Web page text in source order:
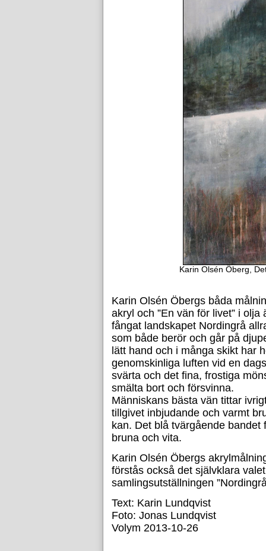
Karin Olsén Öberg,
Karin Olsén Öbergs båda
akryl och ”En vän för livet” i
fångat landskapet Nordingrå
som både berör och går på
lätt hand och i många skikt har
genomskinliga luften vid en
svärta och det fina, frostiga
smälta bort och försvinna.
Människans bästa vän tittar
tillgivet inbjudande och varmt
kan. Det blå tvärgående
bruna och vita.
Karin Olsén Öbergs
förstås också det självklara
samlingsutställningen
Text: Karin Lundqvist
Foto: Jonas Lundqvist
Volym 2013-10-26